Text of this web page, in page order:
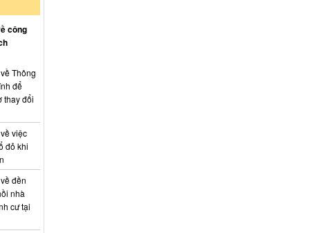
công
Thông
để
thay đổi
việc
đỏ khi
đền
nhà
cư tại